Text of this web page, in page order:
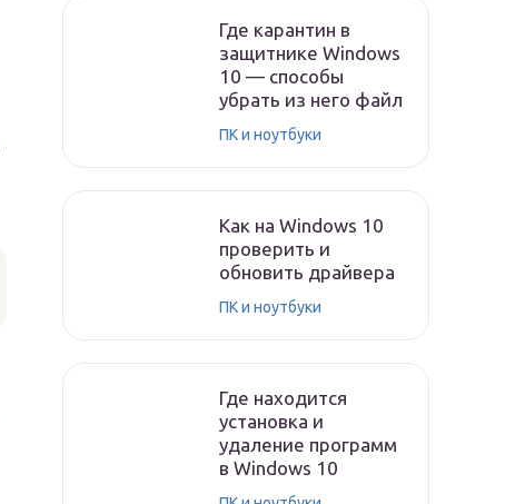
Где карантин в
защитнике Windows
10 — способы
убрать из него файл
ПК и ноутбуки
Как на Windows 10
проверить и
обновить драйвера
ПК и ноутбуки
Где находится
установка и
удаление программ
в Windows 10